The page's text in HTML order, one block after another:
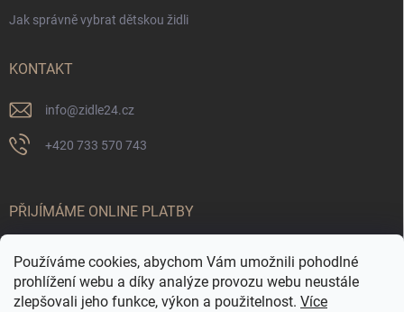
Používáme cookies, abychom Vám umožnili pohodlné
prohlížení webu a díky analýze provozu webu neustále
zlepšovali jeho funkce, výkon a použitelnost. Více
Jak správně vybrat dětskou židli
KONTAKT
info@zidle24.cz
+420 733 570 743
PŘIJÍMÁME ONLINE PLATBY